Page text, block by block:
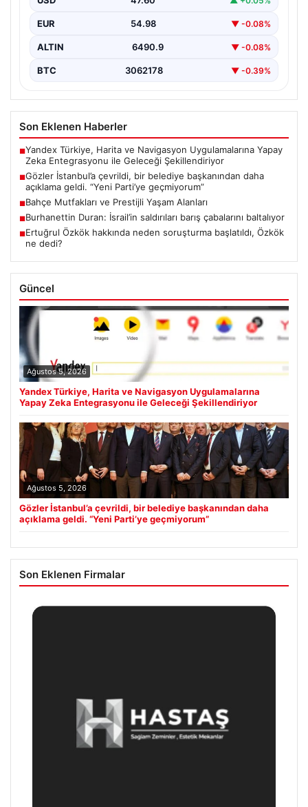
{"title": "İstanbul ve Türkiye'nin Siyasi Hareketliliği:
"content": "İstanbul'da…
EUR 54.98 ▼ -0.08%
ALTIN 6490.9 ▼ -0.08%
BTC 3062178 ▼ -0.39%
Son Eklenen Haberler
■Yandex Türkiye, Harita ve Navigasyon Uygulamalarına Yapay
Zeka Entegrasyonu ile Geleceği Şekillendiriyor
■Gözler İstanbul’a çevrildi, bir belediye başkanından daha
açıklama geldi. “Yeni Parti’ye geçmiyorum”
■Bahçe Mutfakları ve Prestijli Yaşam Alanları
■Burhanettin Duran: İsrail’in saldırıları barış çabalarını baltalıyor
■Ertuğrul Özkök hakkında neden soruşturma başlatıldı, Özkök
ne dedi?
Güncel
Ağustos 5, 2026
Yandex Türkiye, Harita ve Navigasyon Uygulamalarına
Yapay Zeka Entegrasyonu ile Geleceği Şekillendiriyor
Ağustos 5, 2026
Gözler İstanbul’a çevrildi, bir belediye başkanından daha
açıklama geldi. “Yeni Parti’ye geçmiyorum”
Son Eklenen Firmalar